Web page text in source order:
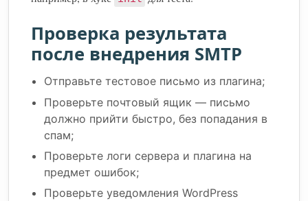
Проверка результата
после внедрения SMTP
Отправьте тестовое письмо из плагина;
Проверьте почтовый ящик — письмо
должно прийти быстро, без попадания в
спам;
Проверьте логи сервера и плагина на
предмет ошибок;
Проверьте уведомления WordPress